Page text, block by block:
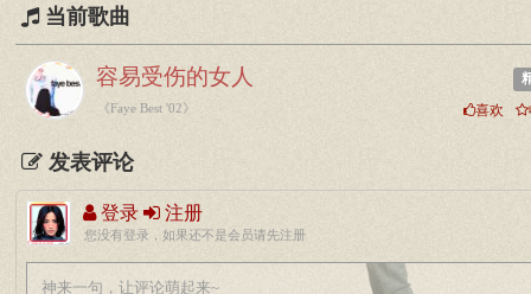
当前歌曲
喜欢
容易受伤的女人
《Faye Best '02》
发表评论
登录 注册
您没有登录，如果还不是会员请先注册